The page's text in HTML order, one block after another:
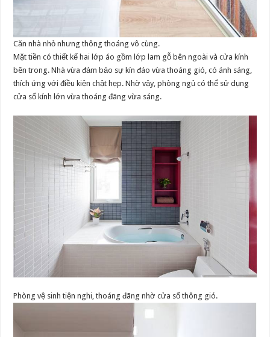
Căn nhà nhỏ nhưng thông thoáng vô cùng.
Mặt tiền có thiết kế hai lớp áo gồm lớp lam gỗ bên ngoài và cửa kính
bên trong. Nhà vừa đảm bảo sự kín đáo vừa thoáng gió, có ánh sáng,
thích ứng với điều kiện chật hẹp. Nhờ vậy, phòng ngủ có thể sử dụng
cửa sổ kính lớn vừa thoáng đãng vừa sáng.
Phòng vệ sinh tiện nghi, thoáng đãng nhờ cửa sổ thông gió.